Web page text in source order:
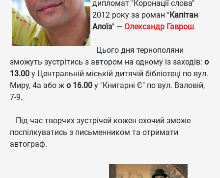
дипломат "Коронації слова"
2012 року за роман "Капітан
Алоїз" — Олександр Гаврош.
Цього дня тернополяни
зможуть зустрітись з автором на одному із заходів: о
13.00 у Центральній міській дитячій бібліотеці по вул.
Миру, 4а або ж о 16.00 у "Книгарні Є" по вул. Валовій,
7-9.
Під час творчих зустрічей кожен охочий зможе
поспілкуватись з письменником та отримати
автограф.